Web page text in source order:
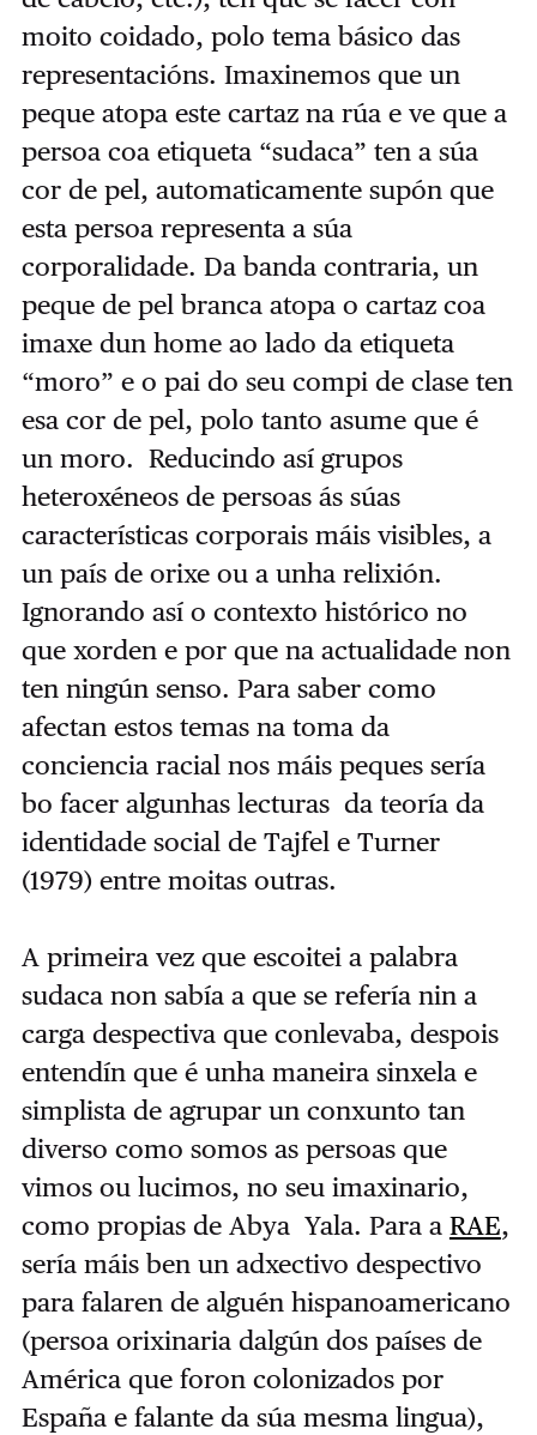
moito coidado, polo tema básico das
representacións. Imaxinemos que un
peque atopa este cartaz na rúa e ve que a
persoa coa etiqueta “sudaca” ten a súa
cor de pel, automaticamente supón que
esta persoa representa a súa
corporalidade. Da banda contraria, un
peque de pel branca atopa o cartaz coa
imaxe dun home ao lado da etiqueta
“moro” e o pai do seu compi de clase ten
esa cor de pel, polo tanto asume que é
un moro. Reducindo así grupos
heteroxéneos de persoas ás súas
características corporais máis visibles, a
un país de orixe ou a unha relixión.
Ignorando así o contexto histórico no
que xorden e por que na actualidade non
ten ningún senso. Para saber como
afectan estos temas na toma da
conciencia racial nos máis peques sería
bo facer algunhas lecturas da teoría da
identidade social de Tajfel e Turner
(1979) entre moitas outras.
A primeira vez que escoitei a palabra
sudaca non sabía a que se refería nin a
carga despectiva que conlevaba, despois
entendín que é unha maneira sinxela e
simplista de agrupar un conxunto tan
diverso como somos as persoas que
vimos ou lucimos, no seu imaxinario,
como propias de Abya Yala. Para a RAE,
sería máis ben un adxectivo despectivo
para falaren de alguén hispanoamericano
(persoa orixinaria dalgún dos países de
América que foron colonizados por
España e falante da súa mesma lingua),